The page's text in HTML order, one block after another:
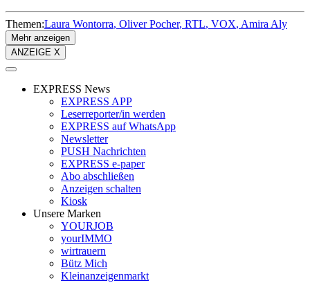
Themen:Laura Wontorra Oliver Pocher RTL VOX Amira Aly
Mehr anzeigen
ANZEIGE X
EXPRESS News
EXPRESS APP
Leserreporter/in werden
EXPRESS auf WhatsApp
Newsletter
PUSH Nachrichten
EXPRESS e-paper
Abo abschließen
Anzeigen schalten
Kiosk
Unsere Marken
YOURJOB
yourIMMO
wirtrauern
Bütz Mich
Kleinanzeigenmarkt